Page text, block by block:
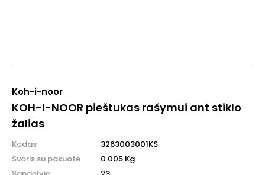
Koh-i-noor
KOH-I-NOOR pieštukas rašymui ant stiklo
žalias
Kodas
Svoris su pakuote
3263003001KS
0.005 Kg